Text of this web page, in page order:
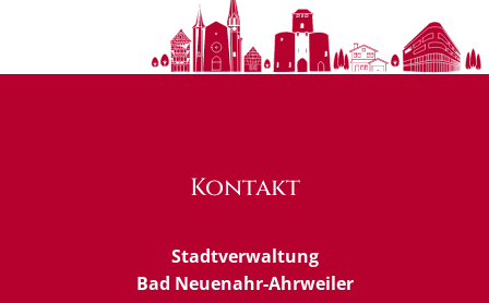
Kontakt
Stadtverwaltung
Bad Neuenahr-Ahrweiler